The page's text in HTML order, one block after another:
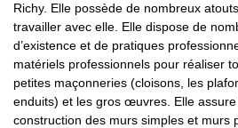
Richy. Elle possède de nombreux
travailler avec elle. Elle dispose de
d’existence et de pratiques
matériels professionnels pour réaliser
petites maçonneries (cloisons, les
enduits) et les gros œuvres. Elle
construction des murs simples et murs